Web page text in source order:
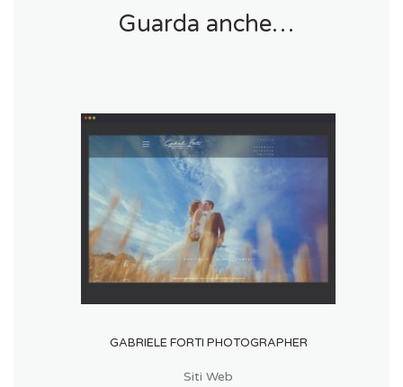
Guarda anche…
GABRIELE FORTI PHOTOGRAPHER
Siti Web